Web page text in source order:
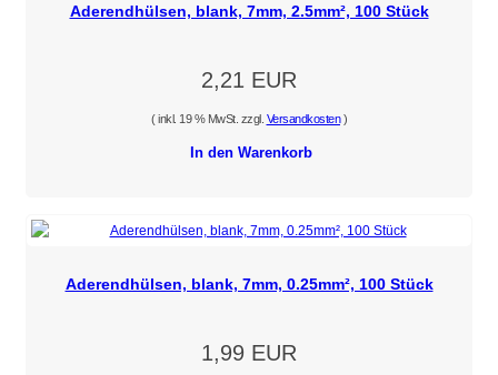
Aderendhülsen, blank, 7mm, 2.5mm², 100 Stück
2,21 EUR
( inkl. 19 % MwSt. zzgl. Versandkosten)
In den Warenkorb
Aderendhülsen, blank, 7mm, 0.25mm², 100 Stück
1,99 EUR